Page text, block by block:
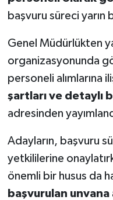
başvuru süreci yarın
Genel Müdürlükten
organizasyonunda
personeli alımlarına
şartları ve detaylı
adresinden
Adayların, başvuru
yetkililerine
önemli bir husus da
başvurulan unvana